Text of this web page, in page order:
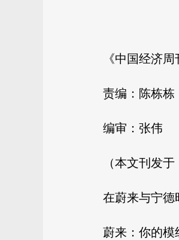
《中国经济
责编：陈栋栋
编审：张伟
（本文刊发
在蔚来与宁德
蔚来：你的模